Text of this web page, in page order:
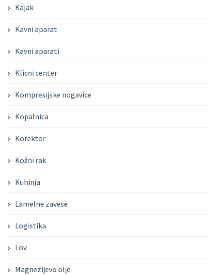
Kajak
Kavni aparat
Kavni aparati
Klicni center
Kompresijske nogavice
Kopalnica
Korektor
Kožni rak
Kuhinja
Lamelne zavese
Logistika
Lov
Magnezijevo olje